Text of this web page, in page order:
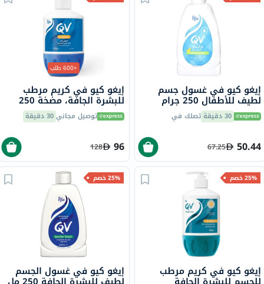
إيغو كيو في غسول جسم
لطيف للأطفال 250 جرام
30 دقيقة تصلك في
50.44
67.25
+600 طلب
إيغو كيو في كريم مرطب
للبشرة الجافة، مضخة 250
جرام توصيل مجاني30 دقيقة
96
128
25% خصم
إيغو كيو في كريم مرطب
25% خصم
إيغو كيو في غسول الجسم